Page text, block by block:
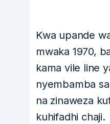
Kwa upande
mwaka 1970,
kama vile line
nyembamba
na zinaweza
kuhifadhi chaji.